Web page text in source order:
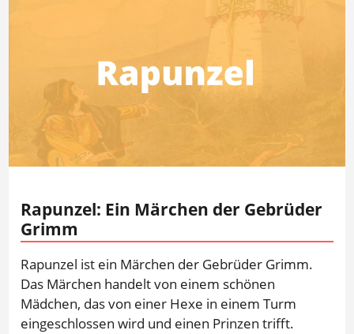
Rapunzel: Ein Märchen der Gebrüder
Grimm
Rapunzel ist ein Märchen der Gebrüder Grimm.
Das Märchen handelt von einem schönen
Mädchen, das von einer Hexe in einem Turm
eingeschlossen wird und einen Prinzen trifft.